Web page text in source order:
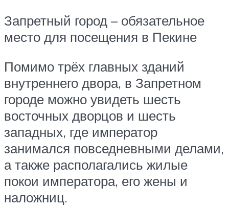
Запретный город – обязательное
место для посещения в Пекине
Помимо трёх главных зданий
внутреннего двора, в Запретном
городе можно увидеть шесть
восточных дворцов и шесть
западных, где император
занимался повседневными делами,
а также располагались жилые
покои императора, его жены и
наложниц.